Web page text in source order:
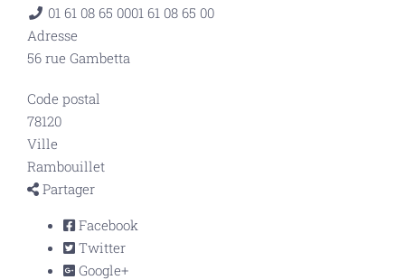
01 61 08 65 0001 61 08 65 00
Adresse
56 rue Gambetta
Code postal
78120
Ville
Rambouillet
Partager
Facebook
Twitter
Google+